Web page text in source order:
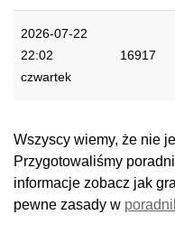
2026-07-22
22:02
czwartek
16917
Wszyscy wiemy, że nie
Przygotowaliśmy
informacje zobacz jak
pewne zasady w